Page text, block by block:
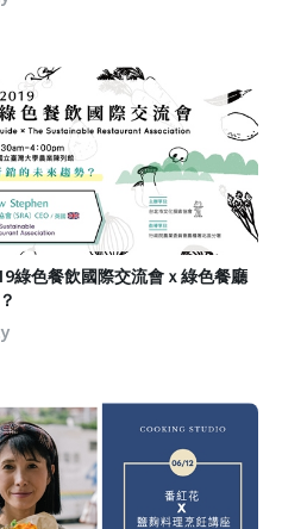
綠色餐飲國際交流會ｘ綠色餐廳